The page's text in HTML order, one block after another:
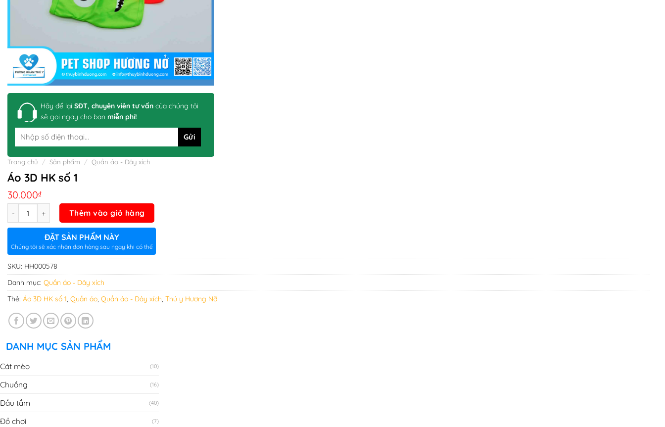
Hãy để lại SĐT, chuyên viên tư vấn của chúng tôi
sẽ gọi ngay cho bạn miễn phí!
Trang chủ / Sản phẩm / Quần áo - Dây xích
Áo 3D HK số 1
30.000₫
Thêm vào giỏ hàng
ĐẶT SẢN PHẨM NÀY
Chúng tôi sẽ xác nhận đơn hàng sau ngay khi có thể
SKU: HH000578
Danh mục: Quần áo - Dây xích
Thẻ: Áo 3D HK số 1, Quần áo, Quần áo - Dây xích, Thú y Hương Nỡ
DANH MỤC SẢN PHẨM
Cát mèo (10)
Chuồng (16)
Dầu tắm (40)
Đồ chơi (7)